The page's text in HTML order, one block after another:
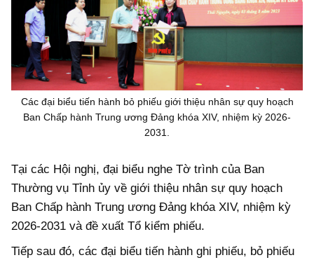
Các đại biểu tiến hành bỏ phiếu giới thiệu nhân sự quy hoạch
Ban Chấp hành Trung ương Đảng khóa XIV, nhiệm kỳ 2026-
2031.
Tại các Hội nghị, đại biểu nghe Tờ trình của Ban
Thường vụ Tỉnh ủy về giới thiệu nhân sự quy hoạch
Ban Chấp hành Trung ương Đảng khóa XIV, nhiệm kỳ
2026-2031 và đề xuất Tổ kiểm phiếu.
Tiếp sau đó, các đại biểu tiến hành ghi phiếu, bỏ phiếu